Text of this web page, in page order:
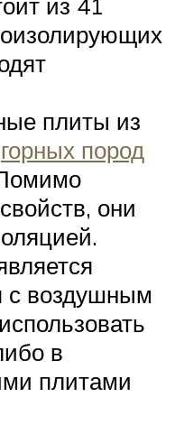
плиты из
горных пород
они
с воздушным
в
плитами